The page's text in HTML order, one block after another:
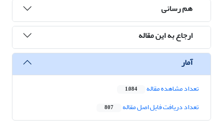
هم رسانی
ارجاع به این مقاله
آمار
تعداد مشاهده مقاله 1,084
تعداد دریافت فایل اصل مقاله 807